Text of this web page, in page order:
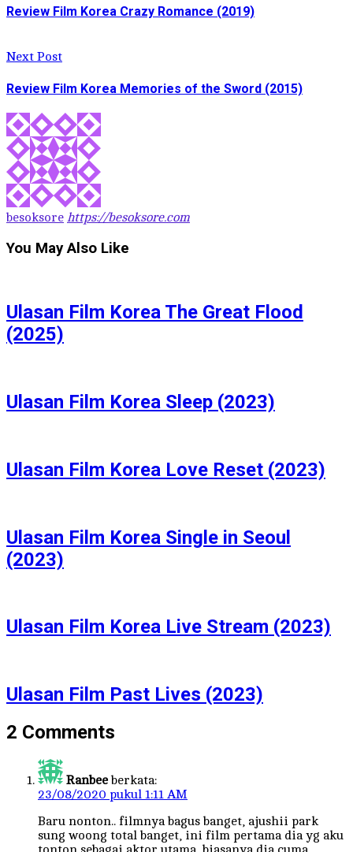
Review Film Korea Crazy Romance (2019)
Next Post
Review Film Korea Memories of the Sword (2015)
besoksore https://besoksore.com
You May Also Like
Ulasan Film Korea The Great Flood
(2025)
Ulasan Film Korea Sleep (2023)
Ulasan Film Korea Love Reset (2023)
Ulasan Film Korea Single in Seoul
(2023)
Ulasan Film Korea Live Stream (2023)
Ulasan Film Past Lives (2023)
2 Comments
Ranbee berkata:
23/08/2020 pukul 1:11 AM
Baru nonton.. filmnya bagus banget, ajushii park
sung woong total banget, ini film pertama dia yg aku